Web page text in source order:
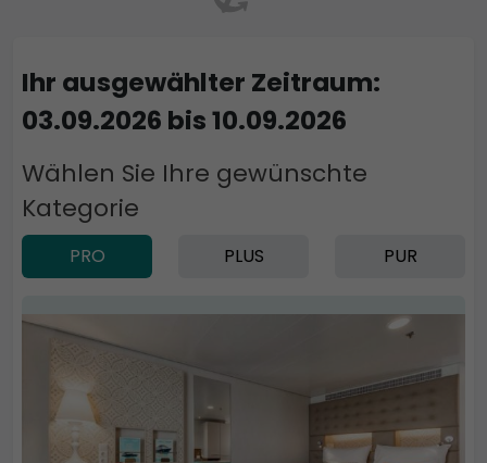
Ihr ausgewählter Zeitraum:
03.09.2026 bis 10.09.2026
Wählen Sie Ihre gewünschte
Kategorie
PRO PLUS PUR